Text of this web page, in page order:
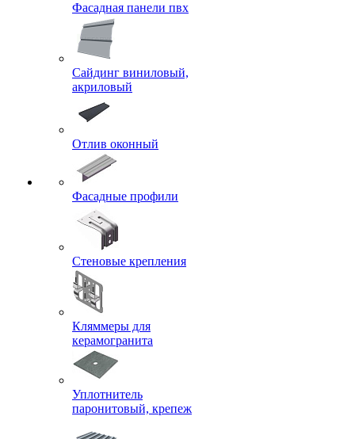
Фасадная панели пвх
Сайдинг виниловый,
акриловый
Отлив оконный
Фасадные профили
Стеновые крепления
Кляммеры для
керамогранита
Уплотнитель
паронитовый, крепеж